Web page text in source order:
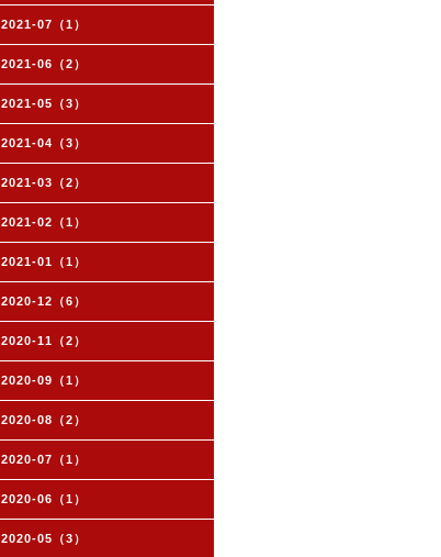
2021-07（1）
2021-06（2）
2021-05（3）
2021-04（3）
2021-03（2）
2021-02（1）
2021-01（1）
2020-12（6）
2020-11（2）
2020-09（1）
2020-08（2）
2020-07（1）
2020-06（1）
2020-05（3）